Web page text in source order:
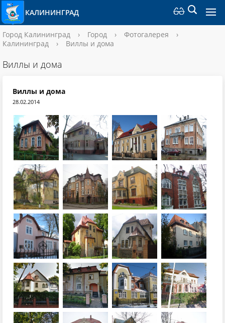
КАЛИНИНГРАД
Город Калининград › Город › Фотогалерея
›
Калининград
› Виллы и дома
Виллы и дома
Виллы и дома
28.02.2014